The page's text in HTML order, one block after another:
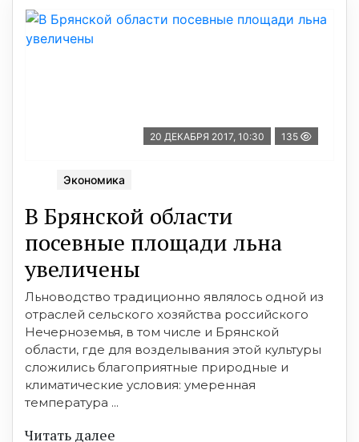
20 ДЕКАБРЯ 2017, 10:30 135
Экономика
В Брянской области
посевные площади льна
увеличены
Льноводство традиционно являлось одной из
отраслей сельского хозяйства российского
Нечерноземья, в том числе и Брянской
области, где для возделывания этой культуры
сложились благоприятные природные и
климатические условия: умеренная
температура ...
Читать далее